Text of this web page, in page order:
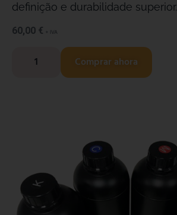
definição e durabilidade superior.
60,00 € + IVA
Comprar ahora